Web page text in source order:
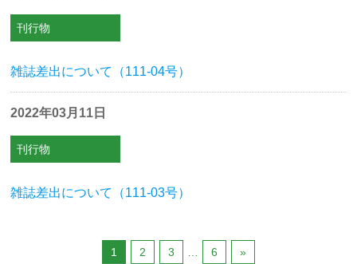
刊行物
雑誌差出について（111-04号）
2022年03月11日
刊行物
雑誌差出について（111-03号）
1 2 3 … 6 »